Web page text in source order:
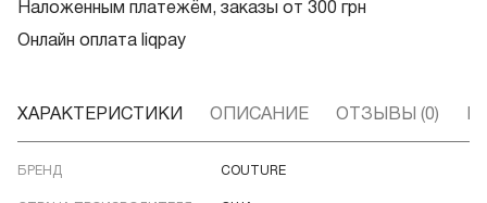
Наложенным платежём, заказы от 300 грн
Онлайн оплата liqpay
ХАРАКТЕРИСТИКИ ОПИСАНИЕ ОТЗЫВЫ (0)
БРЕНД COUTURE